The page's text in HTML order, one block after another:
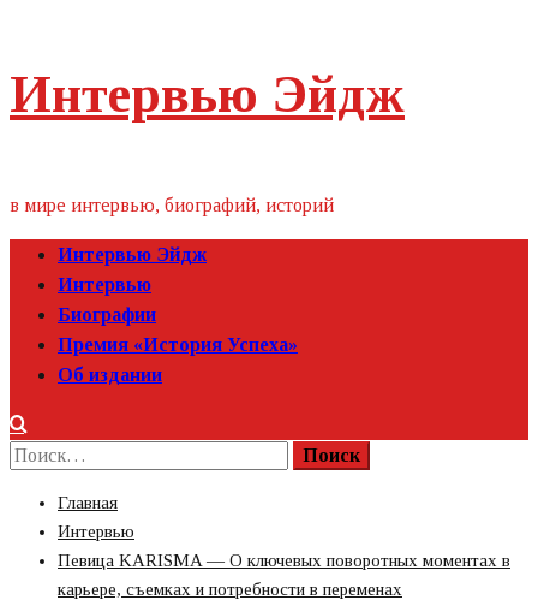
контент
Интервью Эйдж
в мире интервью, биографий, историй
Первичное
меню
Интервью Эйдж
Интервью
Биографии
Премия «‎История Успеха»‎
Об издании
Найти:
Главная
Интервью
Певица KARISMA — О ключевых поворотных моментах в
карьере, съемках и потребности в переменах